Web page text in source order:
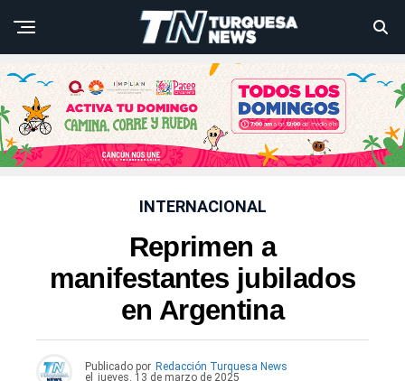
INTERNACIONAL
Reprimen a
manifestantes jubilados
en Argentina
Publicado por Redacción Turquesa News
el
jueves, 13 de marzo de 2025